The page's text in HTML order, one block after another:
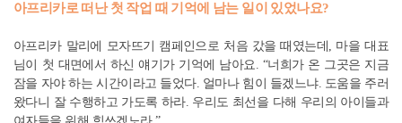
아프리카로 떠난 첫 작업 때 기억에 남는 일이 있었나요?
아프리카 말리에 모자뜨기 캠페인으로 처음 갔을 때였는데, 마을 대표
님이 첫 대면에서 하신 얘기가 기억에 남아요. “너희가 온 그곳은 지금
잠을 자야 하는 시간이라고 들었다. 얼마나 힘이 들겠느냐. 도움을 주러
왔다니 잘 수행하고 가도록 하라. 우리도 최선을 다해 우리의 아이들과